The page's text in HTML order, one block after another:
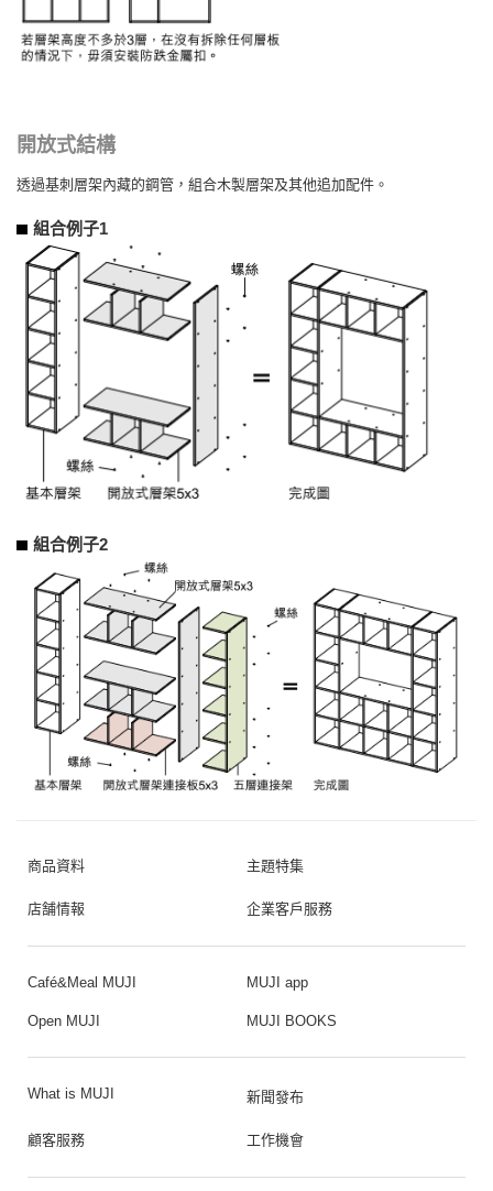
開放式結構
透過基刺層架內藏的鋼管，組合木製層架及其他追加配件。
組合例子1
組合例子2
商品資料 主題特集
店舗情報 企業客戶服務
Café&Meal MUJI MUJI app
Open MUJI MUJI BOOKS
What is MUJI 新聞發布
顧客服務 工作機會